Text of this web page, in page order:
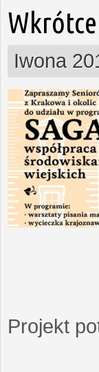
Iwona
Projekt